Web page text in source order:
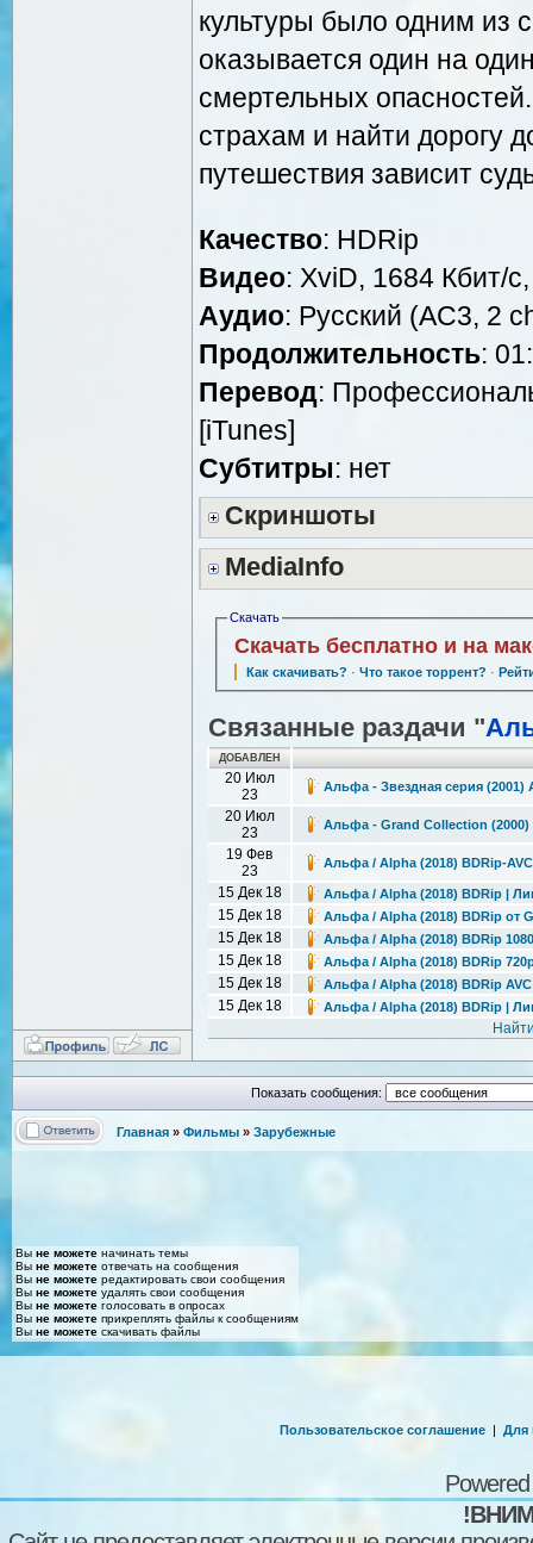
культуры было одним из
оказывается один на
смертельных
страхам и найти дорогу
путешествия зависит
Качество: HDRip
Видео: XviD, 1684 Кбит/
Аудио: Русский (AC3, 2
Продолжительность:
Перевод:
[iTunes]
Cубтитры: нет
Скриншоты
MediaInfo
Скачать
Скачать бесплатно и на
Как скачивать? · Что такое торрент? ·
Связанные раздачи "
ДОБАВЛЕН
20 Июл
23
Альфа - Звездная серия (2001)
20 Июл
23
Альфа - Grand Collection (2000)
19 Фев
23
Альфа / Alpha (2018) BDRip-
15 Дек 18 Альфа / Alpha (2018) BDRip |
15 Дек 18 Альфа / Alpha (2018) BDRip от
15 Дек 18 Альфа / Alpha (2018) BDRip
15 Дек 18 Альфа / Alpha (2018) BDRip
15 Дек 18 Альфа / Alpha (2018) BDRip
15 Дек 18 Альфа / Alpha (2018) BDRip |
Показать сообщения:
Главная » Фильмы » Зарубежные
Вы не можете начинать темы
Вы не можете отвечать на сообщения
Вы не можете редактировать свои сообщения
Вы не можете удалять свои сообщения
Вы не можете голосовать в опросах
Вы не можете прикреплять файлы к сообщениям
Вы не можете скачивать файлы
Пользовательское соглашение | Для